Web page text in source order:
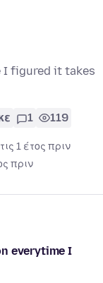
I figured it takes
1 119
1 έτος πριν
πριν
everytime I